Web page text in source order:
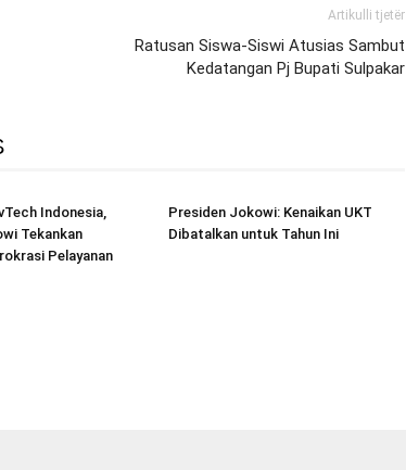
Artikulli tjetër
Ratusan Siswa-Siswi Atusias Sambut
Kedatangan Pj Bupati Sulpakar
Indonesia,
Tekankan
Pelayanan
Presiden Jokowi: Kenaikan UKT
Dibatalkan untuk Tahun Ini